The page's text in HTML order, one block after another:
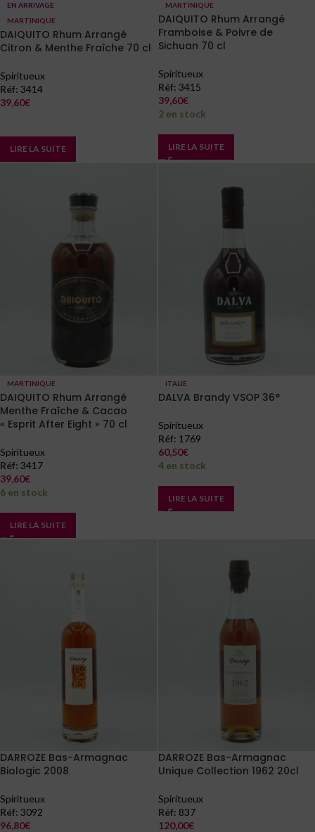
EN ARRIVAGE
MARTINIQUE
DAIQUITO Rhum Arrangé
Citron & Menthe Fraîche 70 cl
Spiritueux
Réf: 3414
39,60€
LIRE LA SUITE
MARTINIQUE
DAIQUITO Rhum Arrangé
Framboise & Poivre de
Sichuan 70 cl
Spiritueux
Réf: 3415
39,60€
2 en stock
LIRE LA SUITE
MARTINIQUE
DAIQUITO Rhum Arrangé
Menthe Fraîche & Cacao
« Esprit After Eight » 70 cl
Spiritueux
Réf: 3417
39,60€
6 en stock
LIRE LA SUITE
ITALIE
DALVA Brandy VSOP 36°
Spiritueux
Réf: 1769
60,50€
4 en stock
LIRE LA SUITE
DARROZE Bas-Armagnac
Biologic 2008
Spiritueux
Réf: 3092
96,80€
DARROZE Bas-Armagnac
Unique Collection 1962 20cl
Spiritueux
Réf: 837
120,00€